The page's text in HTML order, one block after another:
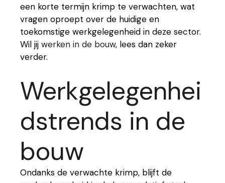
een korte termijn krimp te verwachten, wat
vragen oproept over de huidige en
toekomstige werkgelegenheid in deze sector.
Wil jijwerken in de bouw, lees dan zeker
verder.
Werkgelegenhei
dstrends in de
bouw
Ondanks de verwachte krimp, blijft de